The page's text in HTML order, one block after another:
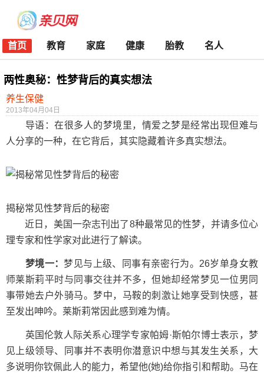
首页 教育 家庭 健康 胎教 名人
两性奥秘：性梦背后的真实想法
养生保健
2013年04月04日
导语：在很多人的梦境里，情爱之梦是经常出现但难与
人分享的一种，在它背后，其实隐藏着许多真实想法。
揭秘常见性梦背后的秘密
近日，美国一杂志刊出了8种最常见的性梦，并请多位心
理专家和性学家对此进行了解读。
梦境一： 梦见与上级、同事有亲密行为。26岁单身女教
师莱斯莉平时与同事交往并不多，但她却经常梦见一位男同
事带她去户外骑马。梦中，马鞍的刺激让她享受到快感，甚
至发出呻吟。莱斯莉常因此感到难为情。
英国伦敦人际关系心理学专家帕姆·斯帕尔博士表示，梦
见上级领导、同事并不表明你潜意识中想与其发生关系，大
多说明你钦佩此人的能力，希望他(她)给你指引和帮助。马在